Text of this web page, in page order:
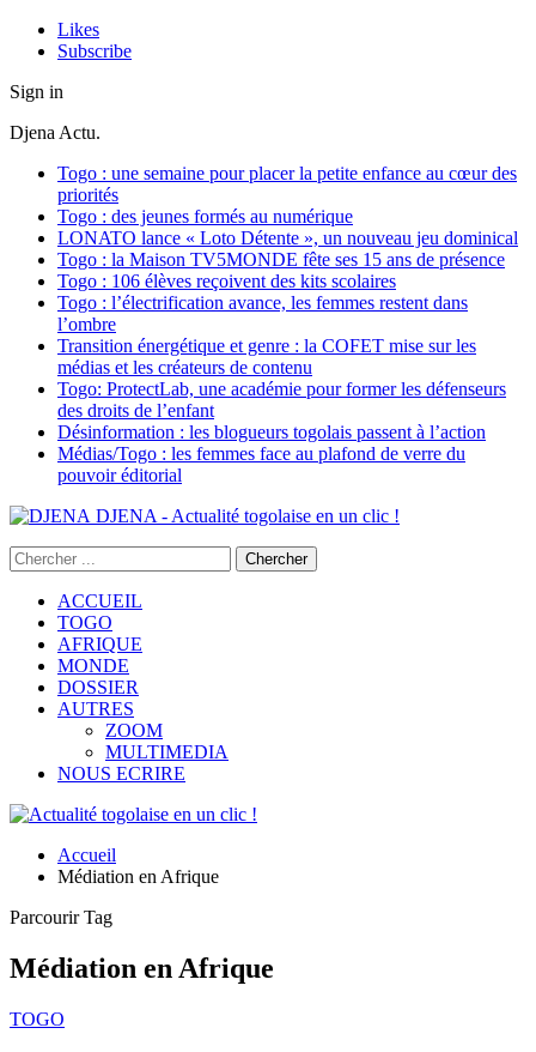
Likes
Subscribe
Sign in
Djena Actu.
Togo : une semaine pour placer la petite enfance au cœur des
priorités
Togo : des jeunes formés au numérique
LONATO lance « Loto Détente », un nouveau jeu dominical
Togo : la Maison TV5MONDE fête ses 15 ans de présence
Togo : 106 élèves reçoivent des kits scolaires
Togo : l’électrification avance, les femmes restent dans
l’ombre
Transition énergétique et genre : la COFET mise sur les
médias et les créateurs de contenu
Togo: ProtectLab, une académie pour former les défenseurs
des droits de l’enfant
Désinformation : les blogueurs togolais passent à l’action
Médias/Togo : les femmes face au plafond de verre du
pouvoir éditorial
DJENA - Actualité togolaise en un clic !
ACCUEIL
TOGO
AFRIQUE
MONDE
DOSSIER
AUTRES
ZOOM
MULTIMEDIA
NOUS ECRIRE
Accueil
Médiation en Afrique
Parcourir Tag
Médiation en Afrique
TOGO